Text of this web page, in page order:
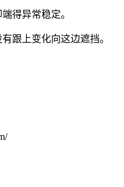
得异常稳定。
跟上变化向这边遮挡。